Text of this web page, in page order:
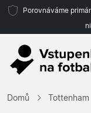
Porovnáváme
Domů Tottenham